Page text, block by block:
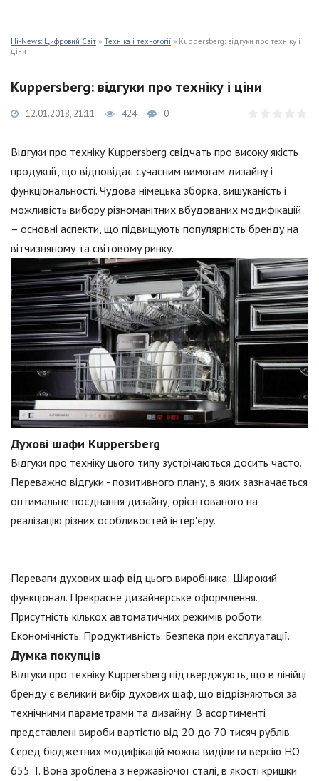
Hi-News: Цифровий Світ » Техніка і технології » Kuppersberg: відгуки про техніку і
ціни
Kuppersberg: відгуки про техніку і ціни
12.01.2018, 21:11 424 0
Відгуки про техніку Kuppersberg свідчать про високу якість
продукції, що відповідає сучасним вимогам дизайну і
функціональності. Чудова німецька зборка, вишуканість і
можливість вибору різноманітних вбудованих модифікацій
– основні аспекти, що підвищують популярність бренду на
вітчизняному та світовому ринку.
Духові шафи Kuppersberg
Відгуки про техніку цього типу зустрічаються досить часто.
Переважно відгуки - позитивного плану, в яких зазначається
оптимальне поєднання дизайну, орієнтованого на
реалізацію різних особливостей інтер'єру.
Переваги духових шаф від цього виробника: Широкий
функціонал. Прекрасне дизайнерське оформлення.
Присутність кількох автоматичних режимів роботи.
Економічність. Продуктивність. Безпека при експлуатації.
Думка покупців
Відгуки про техніку Kuppersberg підтверджують, що в лінійці
бренду є великий вибір духових шаф, що відрізняються за
технічними параметрами та дизайну. В асортименті
представлені вироби вартістю від 20 до 70 тисяч рублів.
Серед бюджетних модифікацій можна виділити версію HO
655 T. Вона зроблена з нержавіючої сталі, в якості кришки